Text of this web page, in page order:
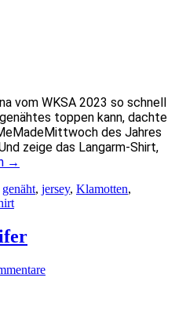
vom WKSA 2023 so schnell
toppen kann, dachte
des Jahres
zeige das Langarm-Shirt,
→
genäht, jersey, Klamotten,